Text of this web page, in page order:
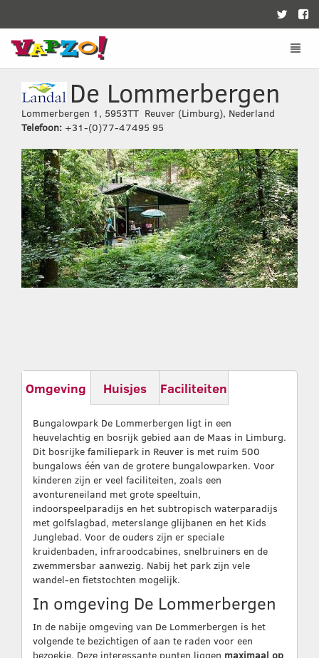
De Lommerbergen
Lommerbergen 1 , 5953TT Reuver (Limburg), Nederland
Telefoon: +31-(0)77-47495 95
Omgeving Huisjes Faciliteiten
Bungalowpark De Lommerbergen ligt in een
heuvelachtig en bosrijk gebied aan de Maas in Limburg.
Dit bosrijke familiepark in Reuver is met ruim 500
bungalows één van de grotere bungalowparken. Voor
kinderen zijn er veel faciliteiten, zoals een
avontureneiland met grote speeltuin,
indoorspeelparadijs en het subtropisch waterparadijs
met golfslagbad, meterslange glijbanen en het Kids
Junglebad. Voor de ouders zijn er speciale
kruidenbaden, infraroodcabines, snelbruiners en de
zwemmersbar aanwezig. Nabij het park zijn vele
wandel-en fietstochten mogelijk.
In omgeving De Lommerbergen
In de nabije omgeving van De Lommerbergen is het
volgende te bezichtigen of aan te raden voor een
bezoekje. Deze interessante punten liggen maximaal op